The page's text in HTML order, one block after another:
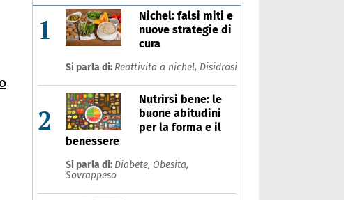
1
Nichel: falsi miti e
nuove strategie di
cura
Si parla di: Reattivita a nichel, Disidrosi
2
Nutrirsi bene: le
buone abitudini
per la forma e il
benessere
Si parla di: Diabete, Obesita,
Sovrappeso